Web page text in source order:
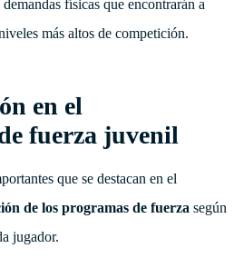
físicas que encontrarán a
más altos de competición.
en el
fuerza juvenil
que se destacan en el
de los programas de fuerza según
jugador.